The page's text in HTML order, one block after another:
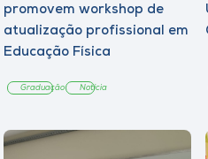
promovem workshop de
atualização profissional em
Educação Física
Graduação Notícia